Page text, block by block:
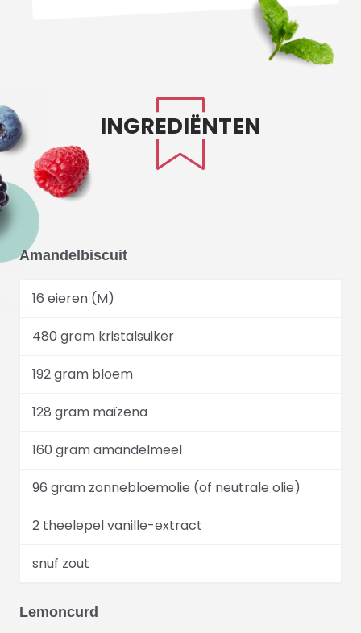
INGREDIËNTEN
Amandelbiscuit
16 eieren (M)
480 gram kristalsuiker
192 gram bloem
128 gram maïzena
160 gram amandelmeel
96 gram zonnebloemolie (of neutrale olie)
2 theelepel vanille-extract
snuf zout
Lemoncurd